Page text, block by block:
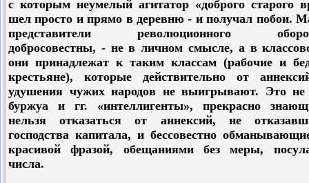
с которым неумелый агитатор «доброго старого
шел просто и прямо в деревню - и получал побои.
представители революционного
добросовестны, - не в личном смысле, а в
они принадлежат к таким классам (рабочие и
крестьяне), которые действительно от
удушения чужих народов не выигрывают. Это не
буржуа и гг. «интеллигенты», прекрасно
нельзя отказаться от аннексий, не
господства капитала, и бессовестно
красивой фразой, обещаниями без меры,
числа.